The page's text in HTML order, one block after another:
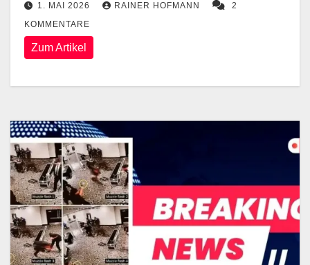
1. MAI 2026 RAINER HOFMANN
2
KOMMENTARE
Zum Artikel